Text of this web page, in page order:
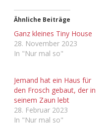
Ähnliche Beiträge
Ganz kleines Tiny House
28. November 2023
In "Nur mal so"
Jemand hat ein Haus für
den Frosch gebaut, der in
seinem Zaun lebt
28. Februar 2023
In "Nur mal so"